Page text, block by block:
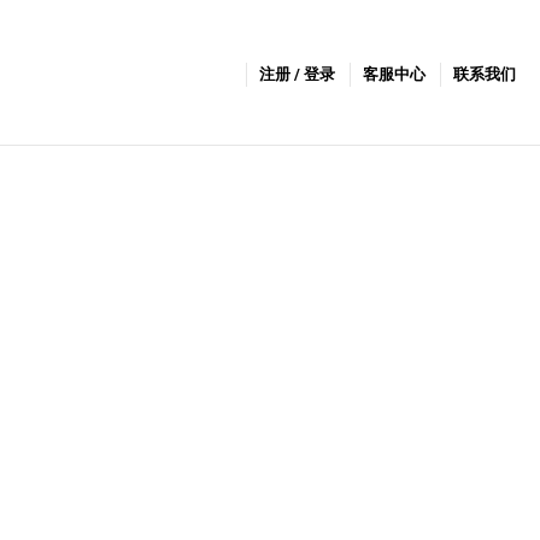
注册 / 登录 客服中心 联系我们